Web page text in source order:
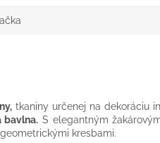
tkaniny určenej na dekoráciu
bavlna. S elegantným
kresbami.